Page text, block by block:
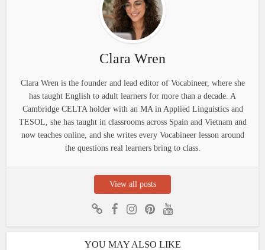
Clara Wren
Clara Wren is the founder and lead editor of Vocabineer, where she
has taught English to adult learners for more than a decade. A
Cambridge CELTA holder with an MA in Applied Linguistics and
TESOL, she has taught in classrooms across Spain and Vietnam and
now teaches online, and she writes every Vocabineer lesson around
the questions real learners bring to class.
View all posts
YOU MAY ALSO LIKE